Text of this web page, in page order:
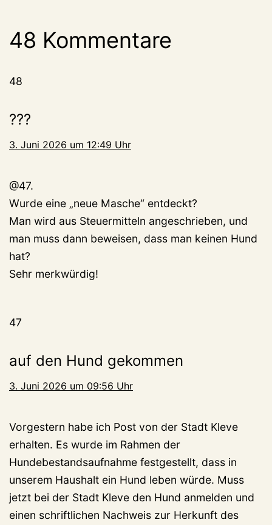
48 Kommentare
48
???
3. Juni 2026 um 12:49 Uhr
@47.
Wurde eine „neue Masche“ entdeckt?
Man wird aus Steuermitteln angeschrieben, und
man muss dann beweisen, dass man keinen Hund
hat?
Sehr merkwürdig!
47
auf den Hund gekommen
3. Juni 2026 um 09:56 Uhr
Vorgestern habe ich Post von der Stadt Kleve
erhalten. Es wurde im Rahmen der
Hundebestandsaufnahme festgestellt, dass in
unserem Haushalt ein Hund leben würde. Muss
jetzt bei der Stadt Kleve den Hund anmelden und
einen schriftlichen Nachweis zur Herkunft des